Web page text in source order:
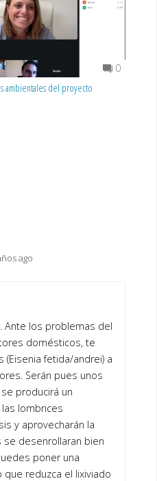
0
ambientales del proyecto
ago
Ante los problemas del
domésticos, te
(Eisenia fetida/andrei) a
Serán pues unos
producirá un
lombrices
y aprovecharán la
se desenrollaran bien
poner una
reduzca el lixiviado